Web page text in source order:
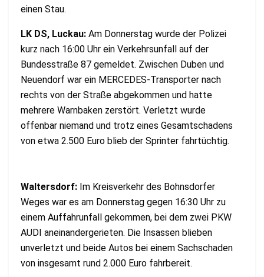
einen Stau.
LK DS, Luckau: Am Donnerstag wurde der Polizei
kurz nach 16:00 Uhr ein Verkehrsunfall auf der
Bundesstraße 87 gemeldet. Zwischen Duben und
Neuendorf war ein MERCEDES-Transporter nach
rechts von der Straße abgekommen und hatte
mehrere Warnbaken zerstört. Verletzt wurde
offenbar niemand und trotz eines Gesamtschadens
von etwa 2.500 Euro blieb der Sprinter fahrtüchtig.
Waltersdorf: Im Kreisverkehr des Bohnsdorfer
Weges war es am Donnerstag gegen 16:30 Uhr zu
einem Auffahrunfall gekommen, bei dem zwei PKW
AUDI aneinandergerieten. Die Insassen blieben
unverletzt und beide Autos bei einem Sachschaden
von insgesamt rund 2.000 Euro fahrbereit.